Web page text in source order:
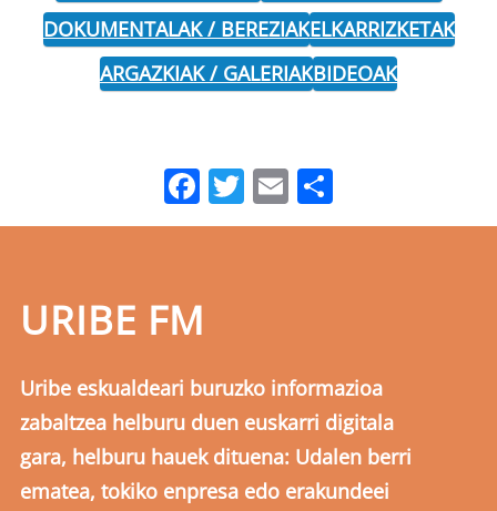
DOKUMENTALAK / BEREZIAKELKARRIZKETAK
ARGAZKIAK / GALERIAKBIDEOAK
Facebook
Twitter
Email
URIBE FM
Uribe eskualdeari buruzko informazioa
zabaltzea helburu duen euskarri digitala
gara, helburu hauek dituena: Udalen berri
ematea, tokiko enpresa edo erakundeei